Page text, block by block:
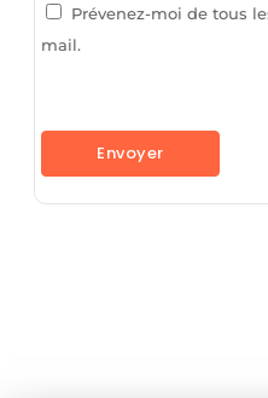
Prévenez-moi de tous
mail.